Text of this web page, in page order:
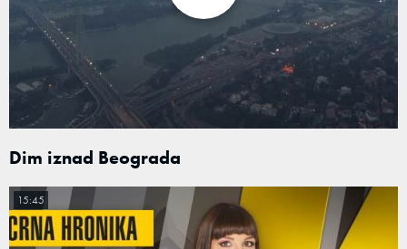
Dim iznad Beograda
15:45